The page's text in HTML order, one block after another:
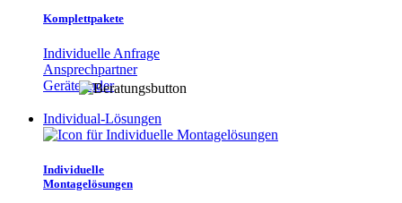
Komplettpakete
Individuelle Anfrage
Ansprechpartner
Gerätefinder
Individual-Lösungen
Individuelle
Montagelösungen